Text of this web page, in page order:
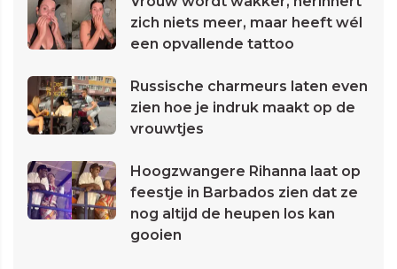
zich niets meer, maar heeft wél
een opvallende tattoo
Russische charmeurs laten even
zien hoe je indruk maakt op de
vrouwtjes
Hoogzwangere Rihanna laat op
feestje in Barbados zien dat ze
nog altijd de heupen los kan
gooien